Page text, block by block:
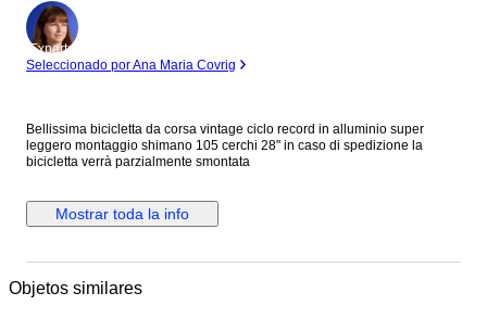
Experto
Seleccionado por Ana Maria Covrig
Bellissima bicicletta da corsa vintage ciclo record in alluminio super
leggero montaggio shimano 105 cerchi 28" in caso di spedizione la
bicicletta verrà parzialmente smontata
Mostrar toda la info
Objetos similares